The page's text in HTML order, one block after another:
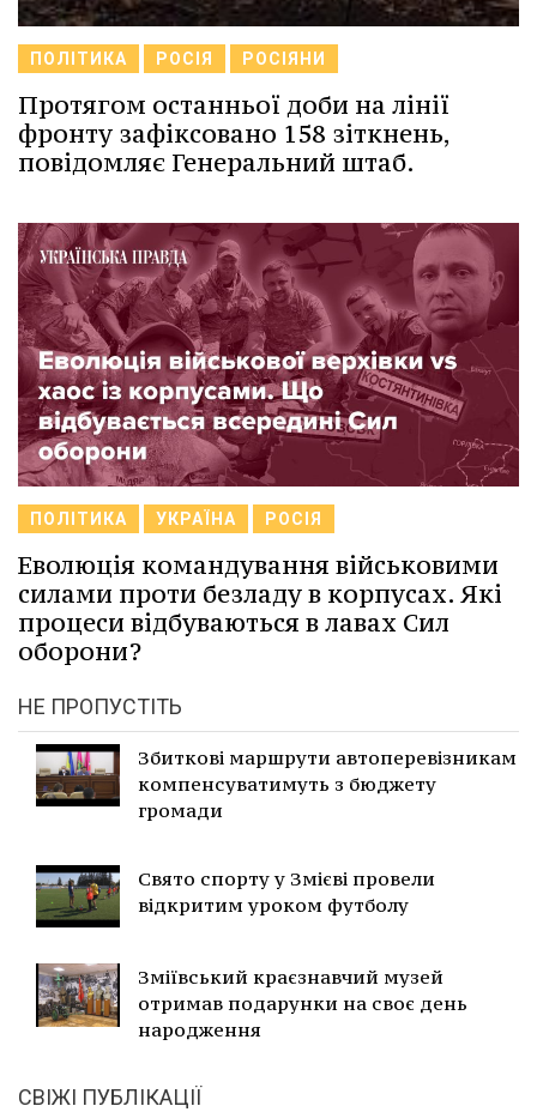
ПОЛІТИКА РОСІЯ РОСІЯНИ
Протягом останньої доби на лінії
фронту зафіксовано 158 зіткнень,
повідомляє Генеральний штаб.
ПОЛІТИКА УКРАЇНА РОСІЯ
Еволюція командування військовими
силами проти безладу в корпусах. Які
процеси відбуваються в лавах Сил
оборони?
НЕ ПРОПУСТІТЬ
Збиткові маршрути автоперевізникам
компенсуватимуть з бюджету
громади
Свято спорту у Змієві провели
відкритим уроком футболу
Зміївський краєзнавчий музей
отримав подарунки на своє день
народження
СВІЖІ ПУБЛІКАЦІЇ